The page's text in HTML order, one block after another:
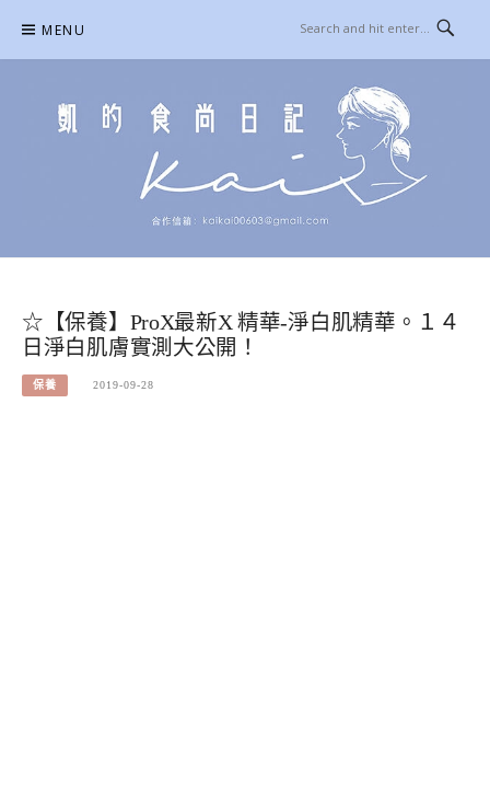
content
MENU
☆【保養】ProX最新X 精華-淨白肌精華。１４
日淨白肌膚實測大公開！
保養 2019-09-28